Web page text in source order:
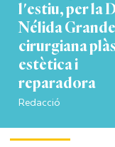
l'estiu, per la
Nélida
cirurgiana
estètica i
reparadora
Redacció